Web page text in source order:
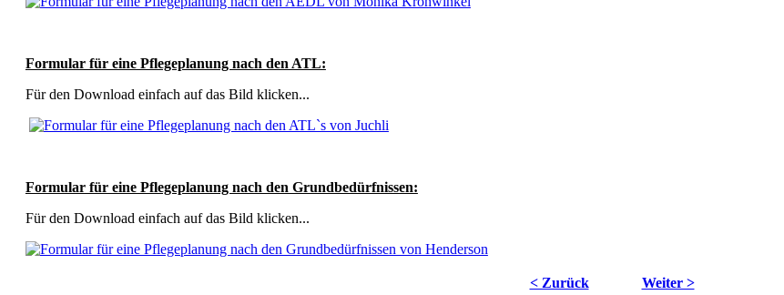
Formular für eine Pflegeplanung nach den ATL:
Für den Download einfach auf das Bild klicken...
Formular für eine Pflegeplanung nach den Grundbedürfnissen:
Für den Download einfach auf das Bild klicken...
< Zurück Weiter >